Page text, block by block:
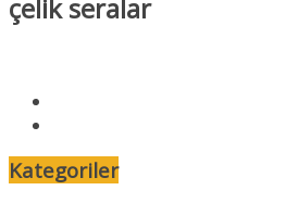
çelik seralar
Kategoriler